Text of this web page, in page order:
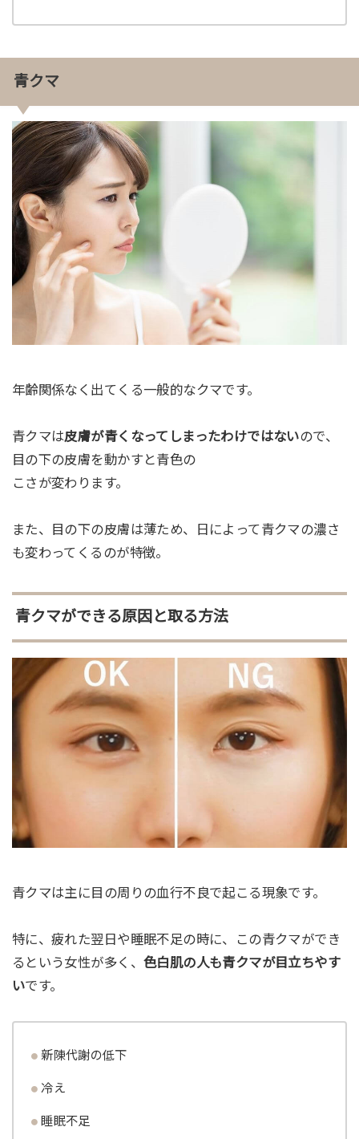
青クマ
年齢関係なく出てくる一般的なクマです。
青クマは皮膚が青くなってしまったわけではないので、
目の下の皮膚を動かすと青色の
こさが変わります。
また、目の下の皮膚は薄ため、日によって青クマの濃さ
も変わってくるのが特徴。
青クマができる原因と取る方法
青クマは主に目の周りの血行不良で起こる現象です。
特に、疲れた翌日や睡眠不足の時に、この青クマができ
るという女性が多く、 色白肌の人も青クマが目立ちやす
いです。
新陳代謝の低下
冷え
睡眠不足